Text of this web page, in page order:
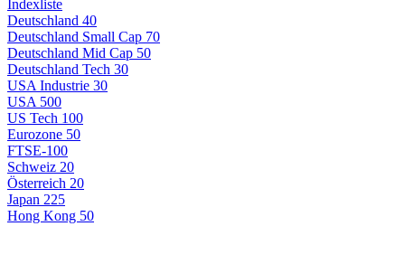
Indexliste
Deutschland 40
Deutschland Small Cap 70
Deutschland Mid Cap 50
Deutschland Tech 30
USA Industrie 30
USA 500
US Tech 100
Eurozone 50
FTSE-100
Schweiz 20
Österreich 20
Japan 225
Hong Kong 50